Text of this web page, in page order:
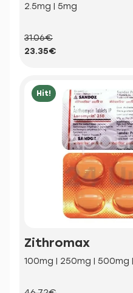
2.5mg | 5mg
31.06€
23.35€
Hit!
Zithromax
100mg | 250mg | 500mg